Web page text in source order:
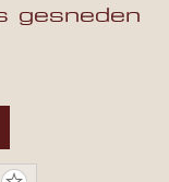
gesneden